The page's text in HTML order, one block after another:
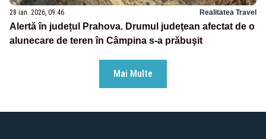
28 ian. 2026, 09:46 Realitatea Travel
Alertă în județul Prahova. Drumul judeţean afectat de o
alunecare de teren în Câmpina s-a prăbuşit
Mai Multe